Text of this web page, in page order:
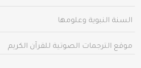
السنة النبوية وعلومها
موقع الترجمات الصوتية للقرآن الكريم